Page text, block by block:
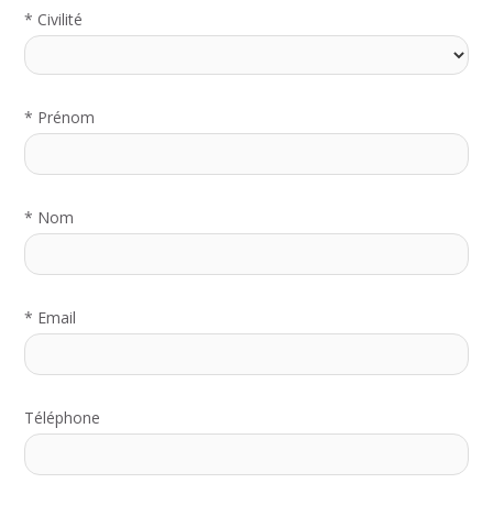
* Civilité
* Prénom
* Nom
* Email
Téléphone